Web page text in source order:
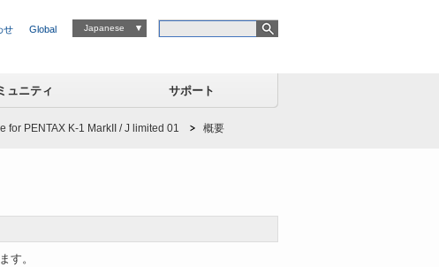
せ Global Japanese
ュニティ サポート
for PENTAX K-1 MarkII / J limited 01 概要
す。